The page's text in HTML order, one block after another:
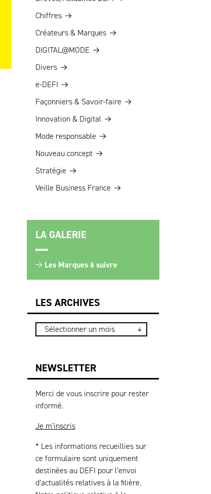
Chiffres
Créateurs & Marques
DIGITAL@MODE
Divers
e-DEFI
Façonniers & Savoir-faire
Innovation & Digital
Mode responsable
Nouveau concept
Stratégie
Veille Business France
LA GALERIE
Les Marques à suivre
LES ARCHIVES
NEWSLETTER
Merci de vous inscrire pour rester
informé.
Je m’inscris
* Les informations recueillies sur
ce formulaire sont uniquement
destinées au DEFI pour l’envoi
d’actualités relatives à la filière.